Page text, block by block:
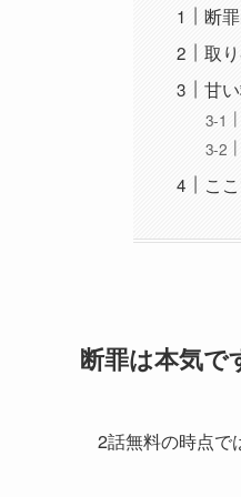
断
取
甘
こ
断罪は本気
2話無料の時点で